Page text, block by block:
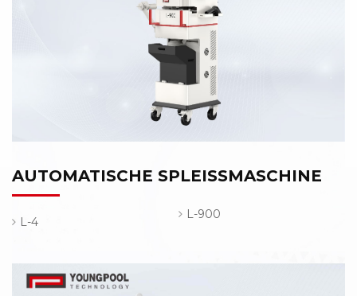
AUTOMATISCHE SPLEISSMASCHINE
L-4
L-900